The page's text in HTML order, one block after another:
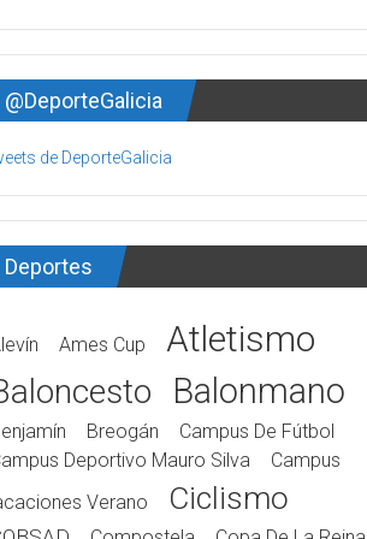
@DeporteGalicia
de DeporteGalicia
Deportes
Ames Cup Atletismo
Balonmano
Breogán
Campus De Fútbol
Deportivo Mauro Silva
Campus
Verano
Ciclismo